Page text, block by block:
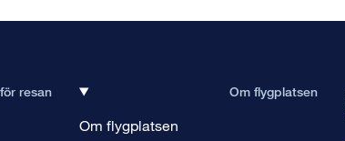
resan Om flygplatsen
Om flygplatsen